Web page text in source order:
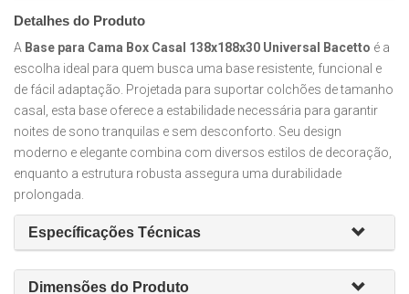
Detalhes do Produto
A Base para Cama Box Casal 138x188x30 Universal Bacetto é a
escolha ideal para quem busca uma base resistente, funcional e
de fácil adaptação. Projetada para suportar colchões de tamanho
casal, esta base oferece a estabilidade necessária para garantir
noites de sono tranquilas e sem desconforto. Seu design
moderno e elegante combina com diversos estilos de decoração,
enquanto a estrutura robusta assegura uma durabilidade
prolongada.
Específicações Técnicas
Dimensões do Produto